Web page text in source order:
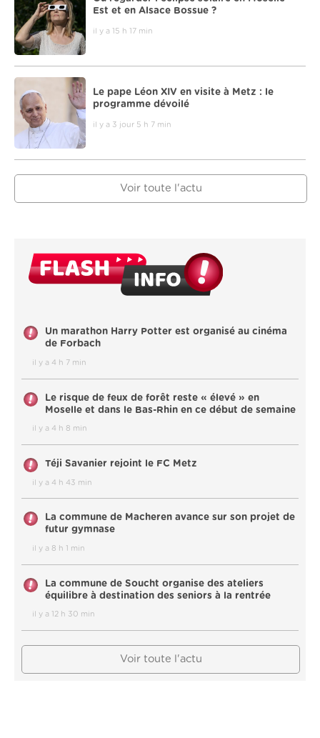
Est et en Alsace Bossue ?
il y a 15 h 17 min
Le pape Léon XIV en visite à Metz : le
programme dévoilé
il y a 3 jour 5 h 7 min
Voir toute l'actu
Un marathon Harry Potter est organisé au cinéma
de Forbach
il y a 4 h 7 min
Le risque de feux de forêt reste « élevé » en
Moselle et dans le Bas-Rhin en ce début de semaine
il y a 4 h 8 min
Téji Savanier rejoint le FC Metz
il y a 4 h 43 min
La commune de Macheren avance sur son projet de
futur gymnase
il y a 8 h 1 min
La commune de Soucht organise des ateliers
équilibre à destination des seniors à la rentrée
il y a 12 h 30 min
Voir toute l'actu